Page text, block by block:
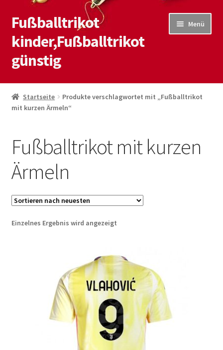
Zur
Navigation
springen
Zum
Inhalt
springen
Fußballtrikot
kinder,Fußballtrikot
günstig
Menü
Start
Blog
Kontaktiere uns
Startseite
Produkte verschlagwortet mit „Fußballtrikot
mit kurzen Ärmeln“
Fußballtrikot mit kurzen
Ärmeln
Einzelnes Ergebnis wird angezeigt